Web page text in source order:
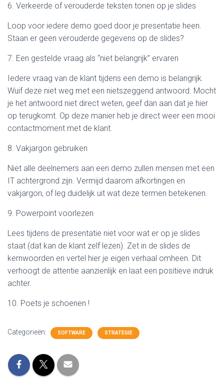
6. Verkeerde of verouderde teksten tonen op je slides
Loop voor iedere demo goed door je presentatie heen.
Staan er geen verouderde gegevens op de slides?
7. Een gestelde vraag als “niet belangrijk” ervaren
Iedere vraag van de klant tijdens een demo is belangrijk.
Wuif deze niet weg met een nietszeggend antwoord. Mocht
je het antwoord niet direct weten, geef dan aan dat je hier
op terugkomt. Op deze manier heb je direct weer een mooi
contactmoment met de klant.
8. Vakjargon gebruiken
Niet alle deelnemers aan een demo zullen mensen met een
IT achtergrond zijn. Vermijd daarom afkortingen en
vakjargon, of leg duidelijk uit wat deze termen betekenen.
9. Powerpoint voorlezen
Lees tijdens de presentatie niet voor wat er op je slides
staat (dat kan de klant zelf lezen). Zet in de slides de
kernwoorden en vertel hier je eigen verhaal omheen. Dit
verhoogt de attentie aanzienlijk en laat een positieve indruk
achter.
10. Poets je schoenen !
Categorieën: SOFTWARE STRATEGIE